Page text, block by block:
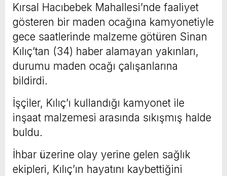
Kırsal Hacıbebek Mahallesi’nde faaliyet
gösteren bir maden ocağına kamyonetiyle
gece saatlerinde malzeme götüren Sinan
Kılıç’tan (34) haber alamayan yakınları,
durumu maden ocağı çalışanlarına
bildirdi.
İşçiler, Kılıç’ı kullandığı kamyonet ile
inşaat malzemesi arasında sıkışmış halde
buldu.
İhbar üzerine olay yerine gelen sağlık
ekipleri, Kılıç’ın hayatını kaybettiğini